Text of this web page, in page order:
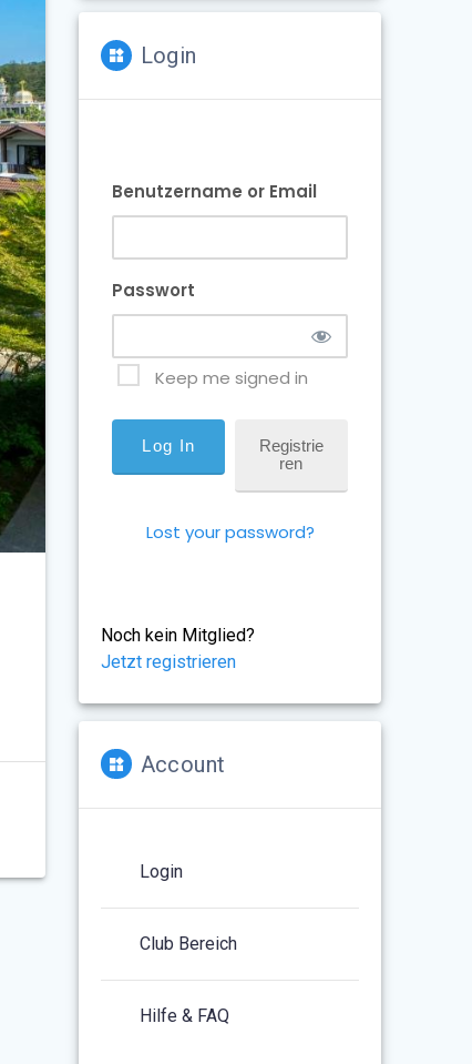
Login
Benutzername or Email
Passwort
Keep me signed in
Registrie
Ren
Lost your password?
Noch kein Mitglied?
Jetzt registrieren
Account
Login
Club Bereich
Hilfe & FAQ